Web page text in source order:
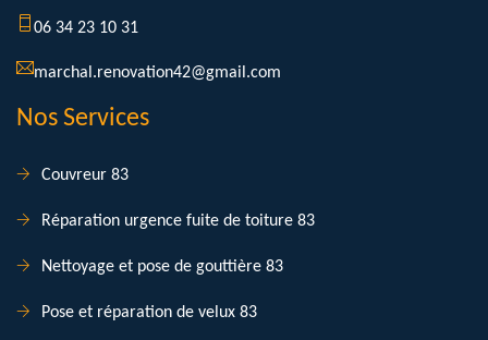
06 34 23 10 31
marchal.renovation42@gmail.com
Nos Services
Couvreur 83
Réparation urgence fuite de toiture 83
Nettoyage et pose de gouttière 83
Pose et réparation de velux 83